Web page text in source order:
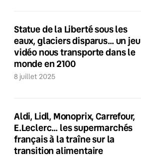
Statue de la Liberté sous les
eaux, glaciers disparus… un jeu
vidéo nous transporte dans le
monde en 2100
8 juillet 2025
Aldi, Lidl, Monoprix, Carrefour,
E.Leclerc… les supermarchés
français à la traîne sur la
transition alimentaire